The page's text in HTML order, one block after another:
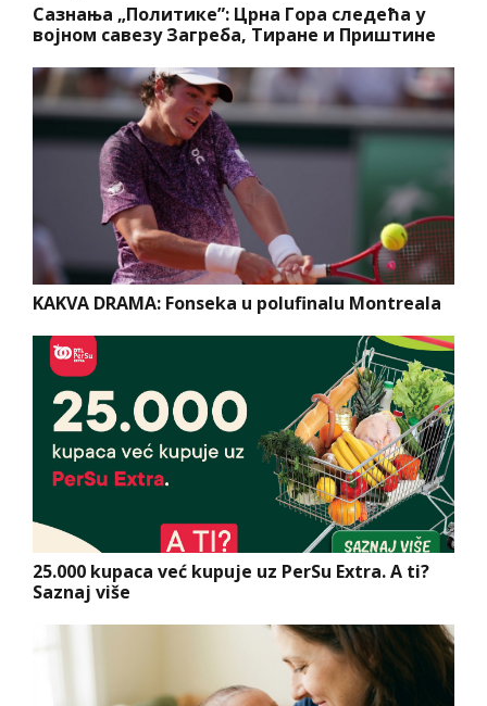
Сазнања „Политике”: Црна Гора следећа у
војном савезу Загреба, Тиране и Приштине
KAKVA DRAMA: Fonseka u polufinalu Montreala
25.000 kupaca već kupuje uz PerSu Extra. A ti?
Saznaj više